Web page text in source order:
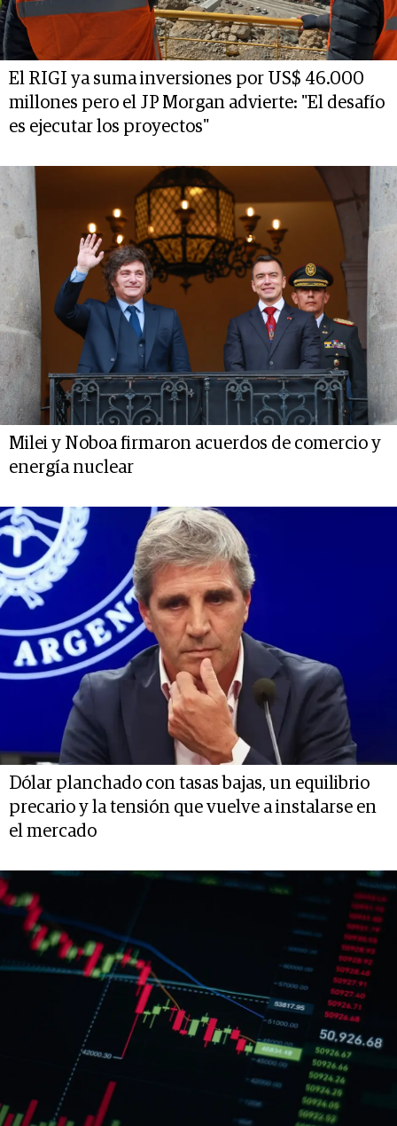
El RIGI ya suma inversiones por US$ 46.000
millones pero el JP Morgan advierte: "El desafío
es ejecutar los proyectos"
Milei y Noboa firmaron acuerdos de comercio y
energía nuclear
Dólar planchado con tasas bajas, un equilibrio
precario y la tensión que vuelve a instalarse en
el mercado